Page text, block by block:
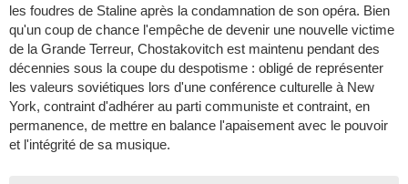
les foudres de Staline après la condamnation de son opéra. Bien
qu'un coup de chance l'empêche de devenir une nouvelle victime
de la Grande Terreur, Chostakovitch est maintenu pendant des
décennies sous la coupe du despotisme : obligé de représenter
les valeurs soviétiques lors d'une conférence culturelle à New
York, contraint d'adhérer au parti communiste et contraint, en
permanence, de mettre en balance l'apaisement avec le pouvoir
et l'intégrité de sa musique.